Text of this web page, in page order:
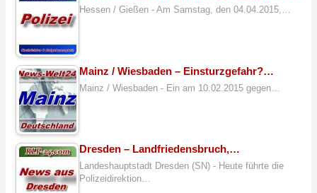
Hessen / Gießen - Am Samstag, den 04.04.2015,…
Mainz / Wiesbaden – Einsturzgefahr?…
Mainz / Wiesbaden - Ein am 10.02.2015 gegen…
Dresden – Landfriedensbruch,…
Landeshauptstadt Dresden (SN) - Heute führte die
Polizeidirektion…